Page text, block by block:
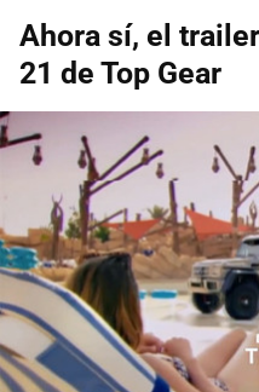
Ahora sí, el
21 de Top Gear